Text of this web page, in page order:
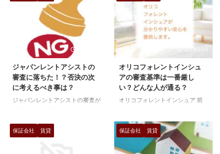
ジャパンレントアシストの
審査に落ちた！？否決の次
に考えるべき事は？
ジャパンレントアシストの審査が
てみます。 保証会社の審査の形
態は３種類 信販系保証会社
オリコフォレントインシュ
アの審査基準は一番厳し
い？どんな人が通る？
オリコフォレントインシュア 前
ュアから オリコフォレントイン
シュアになり、審査基準は業界で
もNO1で厳しいと言っていいと思
います。ただLICCを脱退してい
保証会社 賃貸 保証会社 賃貸